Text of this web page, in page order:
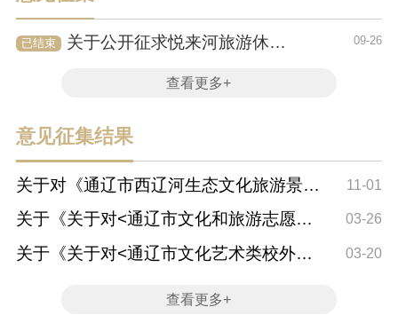
09-26
已结束 关于公开征求悦来河旅游休闲街区道路 交通组织调整意见建议的通告
查看更多+
意见征集结果
关于对《通辽市西辽河生态文化旅游景区
规划（2025-...
11-01
关于《关于对<通辽市文化和旅游志愿服
务管理办法>...
03-26
关于《关于对<通辽市文化艺术类校外培
03-20
查看更多+